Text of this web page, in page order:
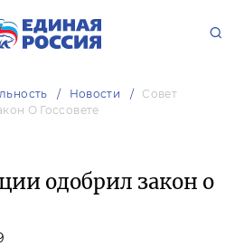
Новости
Совет
О Госсовете
одобрил закон о